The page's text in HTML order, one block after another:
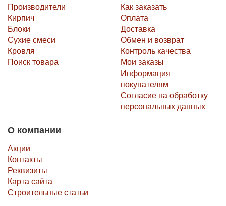
Производители
Кирпич
Блоки
Сухие смеси
Кровля
Поиск товара
Как заказать
Оплата
Доставка
Обмен и возврат
Контроль качества
Мои заказы
Информация
покупателям
Согласие на обработку
персональных данных
О компании
Акции
Контакты
Реквизиты
Карта сайта
Строительные статьи